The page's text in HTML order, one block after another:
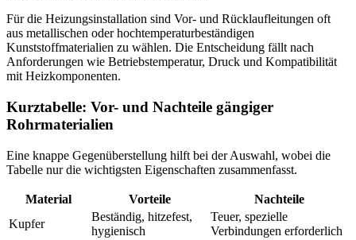
Für die Heizungsinstallation sind Vor- und Rücklaufleitungen oft
aus metallischen oder hochtemperaturbeständigen
Kunststoffmaterialien zu wählen. Die Entscheidung fällt nach
Anforderungen wie Betriebstemperatur, Druck und Kompatibilität
mit Heizkomponenten.
Kurztabelle: Vor- und Nachteile gängiger
Rohrmaterialien
Eine knappe Gegenüberstellung hilft bei der Auswahl, wobei die
Tabelle nur die wichtigsten Eigenschaften zusammenfasst.
Material Vorteile
Nachteile
Kupfer
Beständig, hitzefest,
hygienisch
Teuer, spezielle
Verbindungen erforderlich